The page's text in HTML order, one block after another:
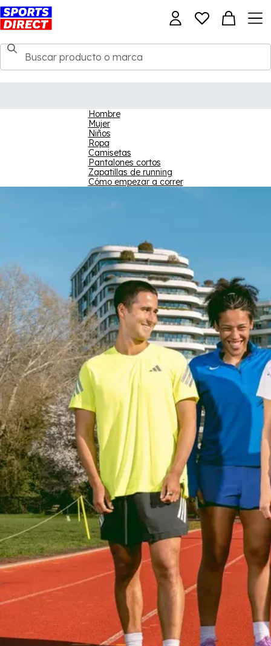
Hombre
Mujer
Niños
Ropa
Camisetas
Pantalones cortos
Zapatillas de running
Cómo empezar a correr